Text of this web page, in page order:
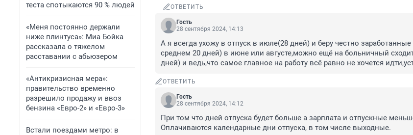
теста спотыкаются 90 % людей
«Меня постоянно держали
ниже плинтуса»: Миа Бойка
рассказала о тяжелом
расставании с абьюзером
«Антикризисная мера»:
правительство временно
разрешило продажу и ввоз
бензина «Евро-2» и «Евро-3»
Встали поездами метро: в
ОТВЕТИТЬ
Гость
28 сентября 2024, 14:13
А я всегда ухожу в отпуск в июле(28 дней) и беру честно заработанные
среднем 20 дней) в июне или августе,можно ещё на больничный
дней) и ведь,что самое главное на работу всё равно не хочется
ОТВЕТИТЬ
Гость
28 сентября 2024, 14:12
При том что дней отпуска будет больше а зарплата и отпускные
Оплачиваются календарные дни отпуска, в том числе выходные.